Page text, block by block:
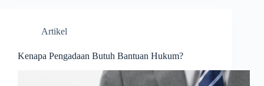
Artikel
Kenapa Pengadaan Butuh Bantuan Hukum?